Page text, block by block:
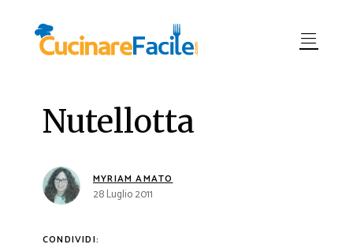
Nutellotta
MYRIAM AMATO
28 Luglio 2011
CONDIVIDI: